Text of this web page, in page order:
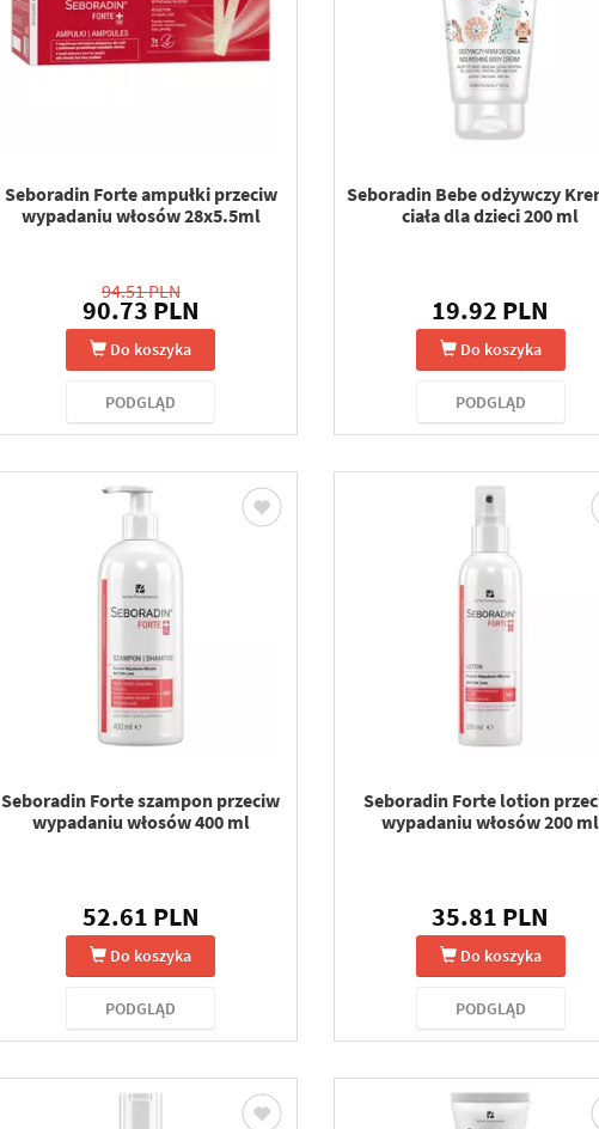
Seboradin Forte ampułki przeciw
wypadaniu włosów 28x5.5ml
94.51 PLN
90.73 PLN
Do koszyka
PODGLĄD
Seboradin Bebe odżywczy
ciała dla dzieci 200 ml
19.92 PLN
Do koszyka
PODGLĄD
Seboradin Forte szampon przeciw
wypadaniu włosów 400 ml
52.61 PLN
Do koszyka
PODGLĄD
Seboradin Forte lotion
wypadaniu włosów 200 ml
35.81 PLN
Do koszyka
PODGLĄD